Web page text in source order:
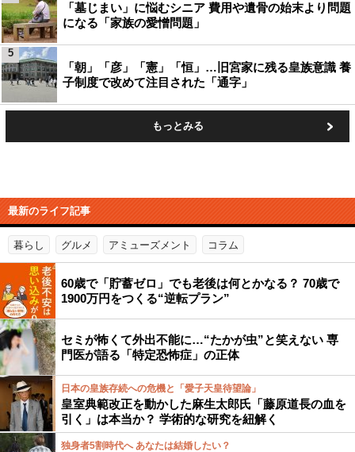
「墓じまい」に悩むシニア 費用や遺骨の始末より問題
になる「家族の愛憎問題」
「朝」「彦」「憲」「恒」…旧宮家に残る皇族意識 養
子制度で改めて注目された「通字」
5
もっとみる
最新のライフ記事
暮らし グルメ アミューズメント コラム
60歳で「貯蓄ゼロ」でも老後は何とかなる？ 70歳で
1900万円をつくる“逆転プラン”
セミが怖くて外出不能に…“たかが虫”と笑えない 専
門医が語る「特定恐怖症」の正体
日本の皇族存続への危機と「愛子天皇待望論」
皇室典範改正を動かした麻生太郎氏「藤原道長の血を
引く」は本当か？ 学術的な研究を紐解く
独身者5割時代へ あなたは結婚したい？